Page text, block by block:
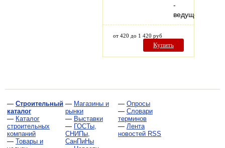
-
ведущего…
от 420 до 1 420 руб
Купить
— Строительный
каталог
— Каталог
строительных
компаний
— Товары и
— Магазины и
рынки
— Выставки
— ГОСТы,
СНИПы,
СанПиНы
— Опросы
— Словари
терминов
— Лента
новостей RSS